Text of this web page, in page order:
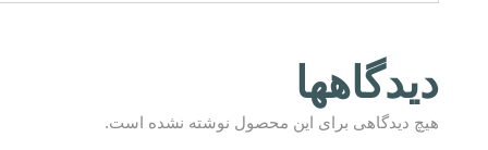
دیدگاهها
هیچ دیدگاهی برای این محصول نوشته نشده است.